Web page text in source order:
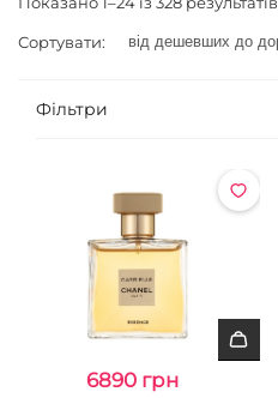
Сортувати:
Фільтри
6890 грн